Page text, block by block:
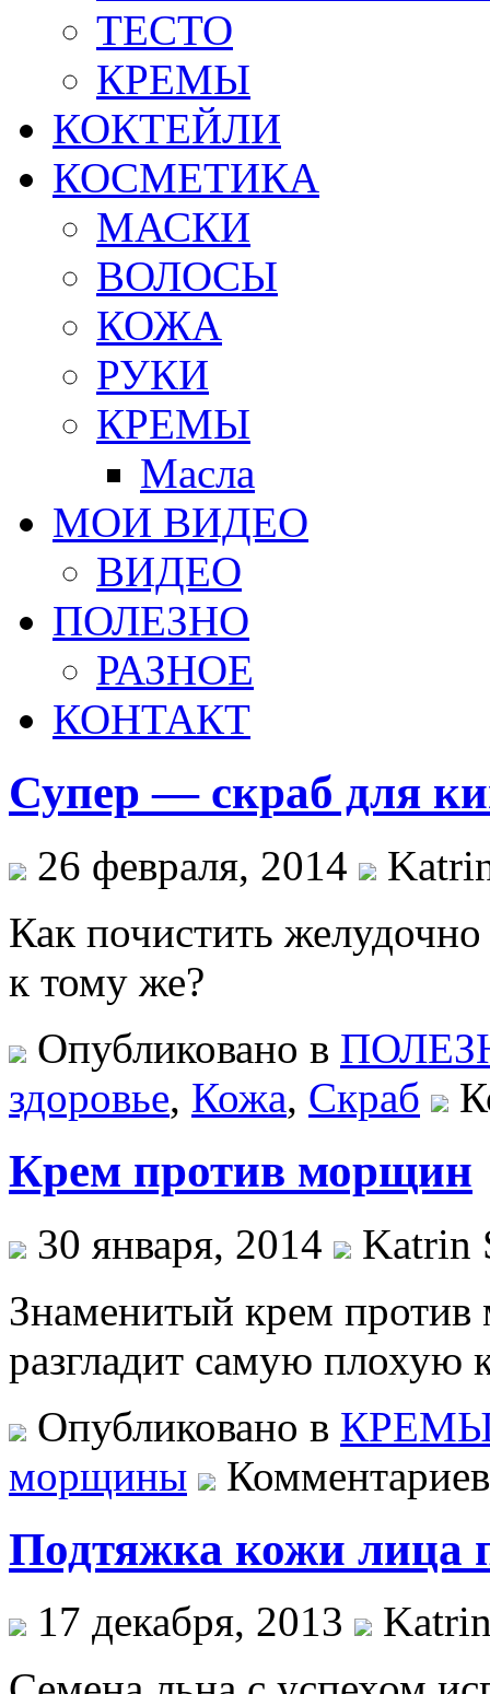
ТЕСТО
КРЕМЫ
КОКТЕЙЛИ
КОСМЕТИКА
МАСКИ
ВОЛОСЫ
КОЖА
РУКИ
КРЕМЫ
Масла
МОИ ВИДЕО
ВИДЕО
ПОЛЕЗНО
РАЗНОЕ
КОНТАКТ
Супер — скраб для
26 февраля, 2014
Как почистить
к тому же?
Опубликовано в
здоровье, Кожа, Скраб
Крем против морщин
30 января, 2014
Katrin
Знаменитый крем
разгладит самую плохую
Опубликовано в
морщины
Подтяжка кожи лица
17 декабря, 2013